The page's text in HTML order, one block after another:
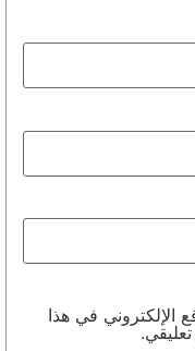
الإلكتروني في هذا